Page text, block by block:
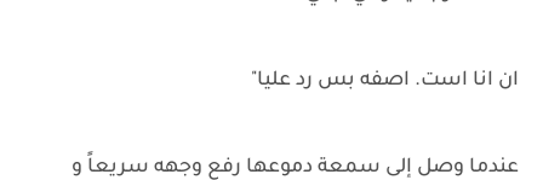
ان انا است. اصفه بس رد عليا"
عندما وصل إلى سمعة دموعها رفع وجهه سريعاً و